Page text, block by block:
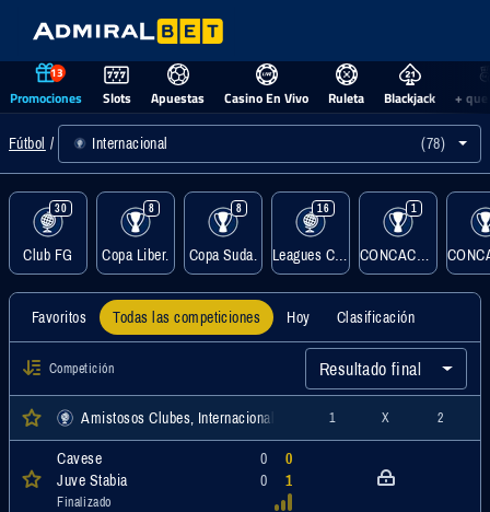
13
Promociones Slots Apuestas Casino En Vivo Ruleta Blackjack +
Fútbol Internacional (78)
30
Club FG
8
Copa Liber.
8
Copa Suda.
16
Leagues Cup
1
CONCACAF Caribbean Cup
Favoritos Todas las competiciones Hoy Clasificación
Competición Resultado final
Amistosos Clubes, Internacional 1 X 2
Cavese
Juve Stabia
Finalizado
0
0
0
1